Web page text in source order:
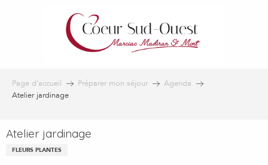
Page d’accueil Préparer mon séjour
Agenda
Atelier jardinage
Atelier jardinage
FLEURS PLANTES